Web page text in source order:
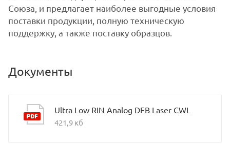
Союза, и предлагает наиболее выгодные условия
поставки продукции, полную техническую
поддержку, а также поставку образцов.
Документы
Ultra Low RIN Analog DFB Laser CWL
421,9 кб